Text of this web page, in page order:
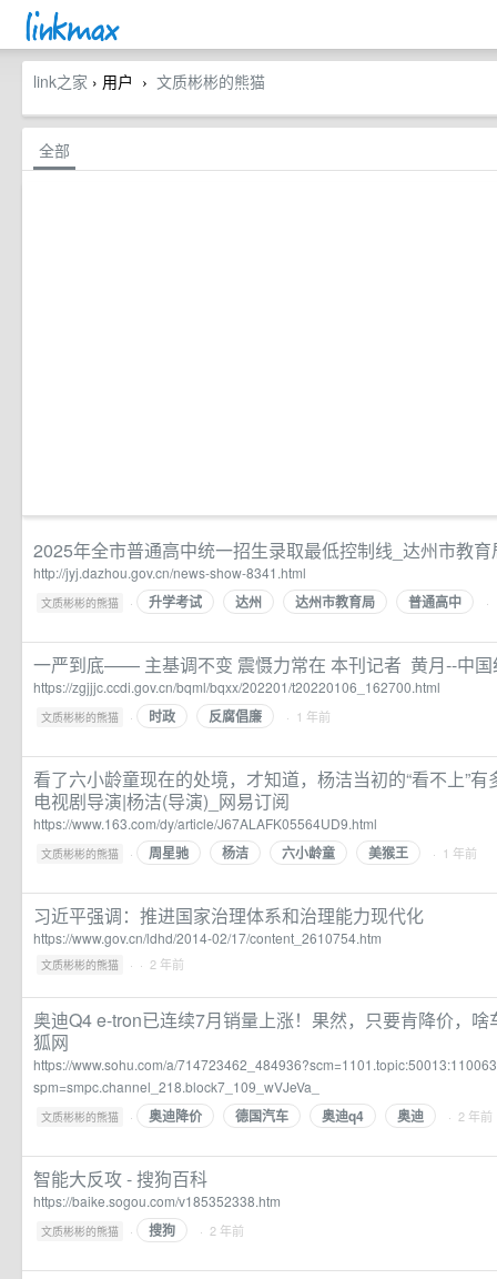
link之家 › 用户 › 文质彬彬的熊猫
全部
2025年全市普通高中统一招生录取最低控制线_达州市教育
http://jyj.dazhou.gov.cn/news-show-8341.html
文质彬彬的熊猫 · 升学考试 达州 达州市教育局 普通高中 ·
一严到底—— 主基调不变 震慑力常在 本刊记者 黄月--中国
https://zgjjjc.ccdi.gov.cn/bqml/bqxx/202201/t20220106_162700.html
文质彬彬的熊猫 · 时政 反腐倡廉 · 1 年前
看了六小龄童现在的处境，才知道，杨洁当初的“看不上”
电视剧导演|杨洁(导演)_网易订阅
https://www.163.com/dy/article/J67ALAFK05564UD9.html
文质彬彬的熊猫 · 周星驰 杨洁 六小龄童 美猴王 · 1 年前
习近平强调：推进国家治理体系和治理能力现代化
https://www.gov.cn/ldhd/2014-02/17/content_2610754.htm
文质彬彬的熊猫 · · 2 年前
奥迪Q4 e-tron已连续7月销量上涨！果然，只要肯降价，
狐网
https://www.sohu.com/a/
spm=smpc.channel_218.block7_109_wVJeVa_
文质彬彬的熊猫 · 奥迪降价 德国汽车 奥迪q4 奥迪 · 2 年前
智能大反攻 - 搜狗百科
https://baike.sogou.com/v185352338.htm
文质彬彬的熊猫 · 搜狗 · 2 年前